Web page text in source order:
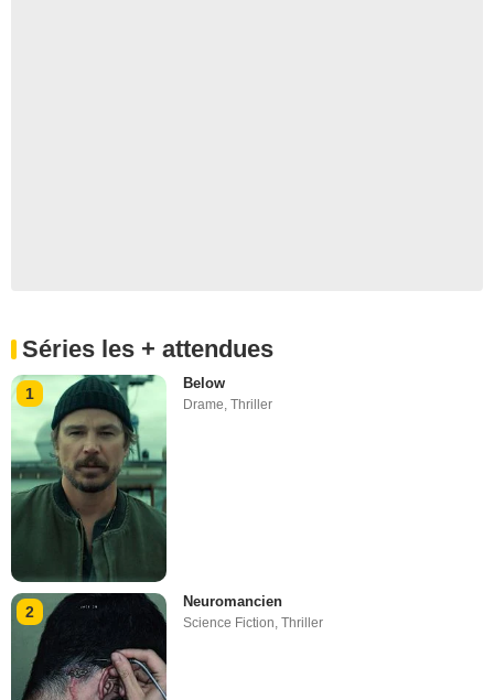
Séries les + attendues
1
Below
Drame ,Thriller
2
Neuromancien
Science Fiction,Thriller